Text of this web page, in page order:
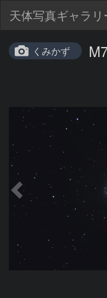
天体写真ギャラリ
くみかず